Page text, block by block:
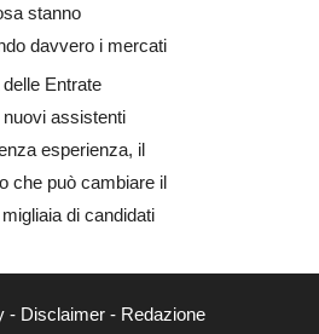
stanno
davvero i mercati
Entrate
assistenti
esperienza, il
che può cambiare il
di candidati
- Disclaimer - Redazione